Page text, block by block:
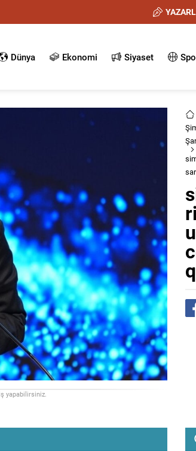
Dünya Ekonomi Siyaset
yapabilirsiniz.